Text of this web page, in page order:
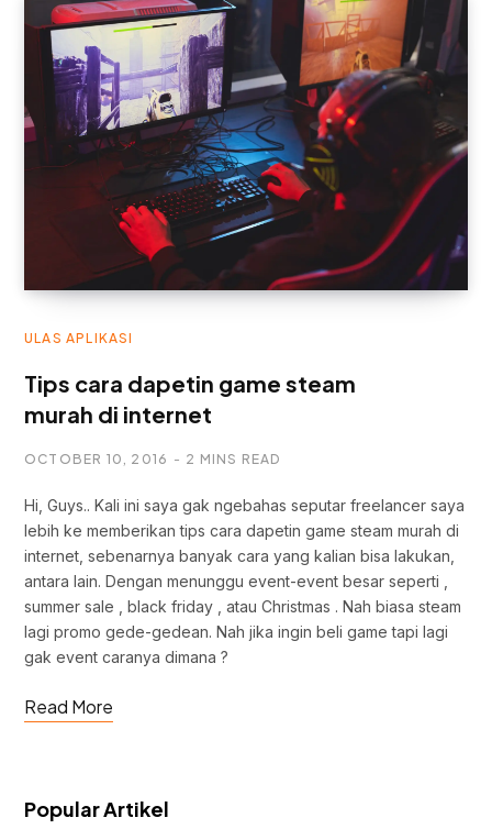
ULAS APLIKASI
Tips cara dapetin game steam
murah di internet
OCTOBER 10, 2016 2 MINS READ
Hi, Guys.. Kali ini saya gak ngebahas seputar freelancer saya
lebih ke memberikan tips cara dapetin game steam murah di
internet, sebenarnya banyak cara yang kalian bisa lakukan,
antara lain. Dengan menunggu event-event besar seperti ,
summer sale , black friday , atau Christmas . Nah biasa steam
lagi promo gede-gedean. Nah jika ingin beli game tapi lagi
gak event caranya dimana ?
Read More
Popular Artikel